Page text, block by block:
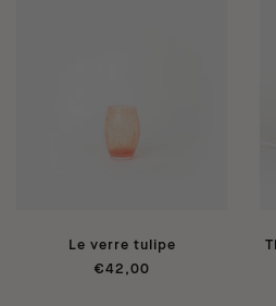
Le verre tulipe
€42,00